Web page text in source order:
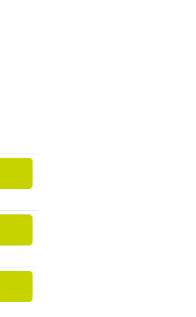
de produit : Entrez la
de produit : Entrez la
de produit : Entrez la